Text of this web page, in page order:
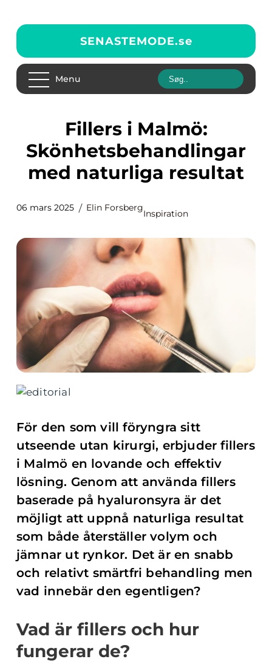
SENASTEMODE.se
Menu
Fillers i Malmö:
Skönhetsbehandlingar
med naturliga resultat
06 mars 2025 Elin Forsberg
Inspiration
För den som vill föryngra sitt
utseende utan kirurgi, erbjuder fillers
i Malmö en lovande och effektiv
lösning. Genom att använda fillers
baserade på hyaluronsyra är det
möjligt att uppnå naturliga resultat
som både återställer volym och
jämnar ut rynkor. Det är en snabb
och relativt smärtfri behandling men
vad innebär den egentligen?
Vad är fillers och hur
fungerar de?